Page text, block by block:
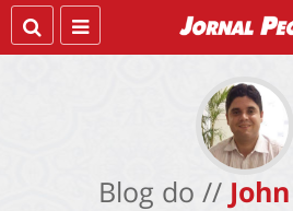
Blog do //